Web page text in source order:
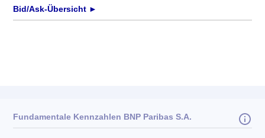
Bid/Ask-Übersicht ►
Fundamentale Kennzahlen BNP Paribas S.A.